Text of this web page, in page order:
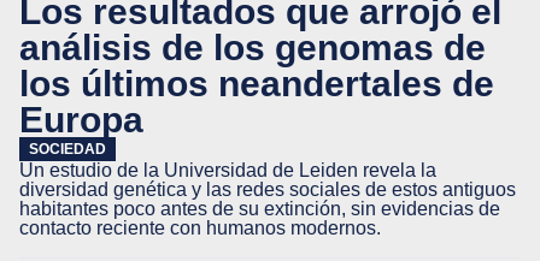
Los resultados que arrojó el
análisis de los genomas de
los últimos neandertales de
Europa
SOCIEDAD
Un estudio de la Universidad de Leiden revela la
diversidad genética y las redes sociales de estos antiguos
habitantes poco antes de su extinción, sin evidencias de
contacto reciente con humanos modernos.